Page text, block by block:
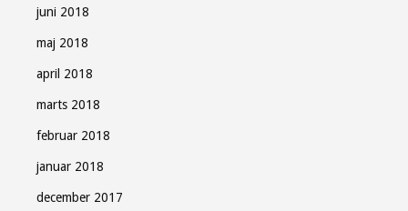
juni 2018
maj 2018
april 2018
marts 2018
februar 2018
januar 2018
december 2017